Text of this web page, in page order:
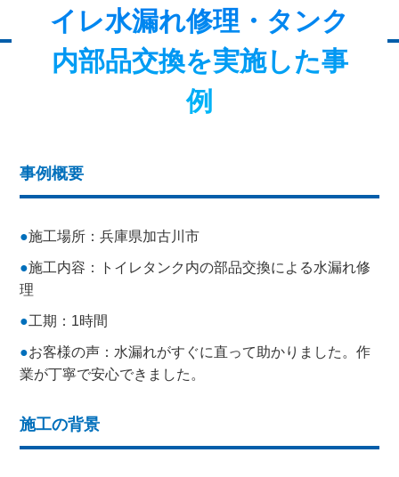
イレ水漏れ修理・タンク
内部品交換を実施した事
例
事例概要
施工場所：兵庫県加古川市
施工内容：トイレタンク内の部品交換による水漏れ修
理
工期：1時間
お客様の声：水漏れがすぐに直って助かりました。作
業が丁寧で安心できました。
施工の背景